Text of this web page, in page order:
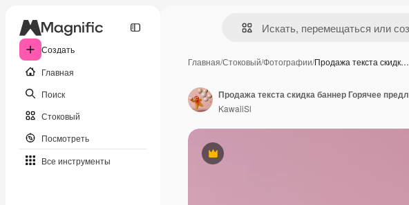
Создать
Главная
Поиск
Стоковый
Посмотреть
Все инструменты
Главная/Стоковый/Фотографии/Продажа текста скидк…
Премиум
KawaiiSl